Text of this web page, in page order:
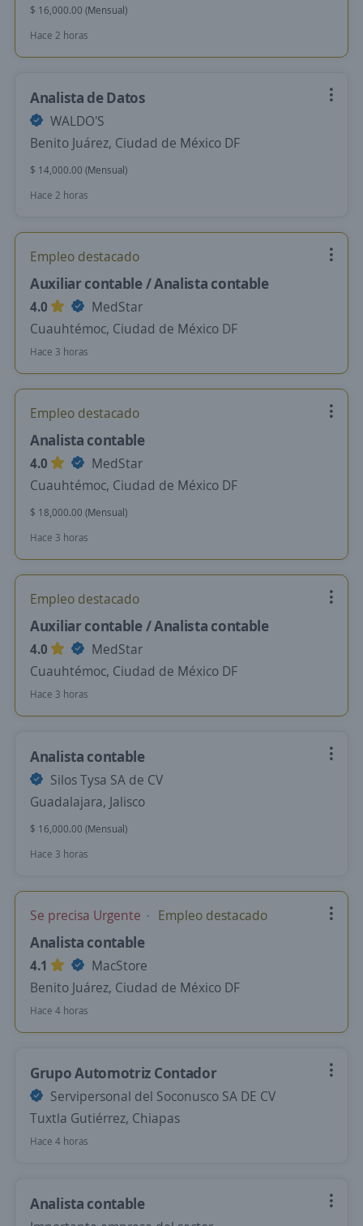
$ 16,000.00 (Mensual)
Hace 2 horas
Analista de Datos
WALDO'S
Benito Juárez, Ciudad de México DF
$ 14,000.00 (Mensual)
Hace 2 horas
Empleo destacado
Auxiliar contable / Analista contable
4.0
MedStar
Cuauhtémoc, Ciudad de México DF
Hace 3 horas
Empleo destacado
Analista contable
4.0
MedStar
Cuauhtémoc, Ciudad de México DF
$ 18,000.00 (Mensual)
Hace 3 horas
Empleo destacado
Auxiliar contable / Analista contable
4.0
MedStar
Cuauhtémoc, Ciudad de México DF
Hace 3 horas
Analista contable
Silos Tysa SA de CV
Guadalajara, Jalisco
$ 16,000.00 (Mensual)
Hace 3 horas
Se precisa Urgente Empleo destacado
Analista contable
4.1
MacStore
Benito Juárez, Ciudad de México DF
Hace 4 horas
Grupo Automotriz Contador
Servipersonal del Soconusco SA DE CV
Tuxtla Gutiérrez, Chiapas
Hace 4 horas
Analista contable